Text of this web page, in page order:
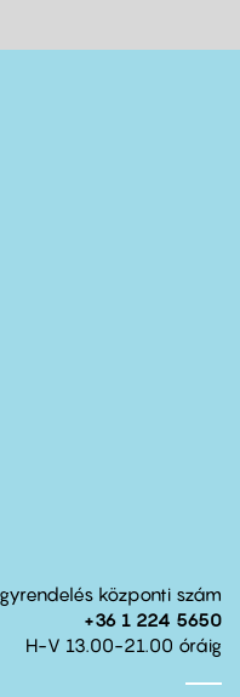
központi szám
+36 1 224 5650
H-V 13.00-21.00 óráig